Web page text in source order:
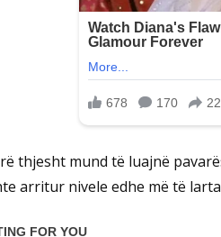
thjesht mund të luajnë
arritur nivele edhe më të